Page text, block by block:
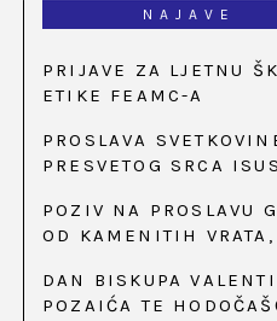
NAJAVE
PRIJAVE ZA LJETNU
ETIKE FEAMC-A
PROSLAVA
PRESVETOG SRCA
PALMOTIĆEVOJ
POZIV NA PROSLAVU
OD KAMENITIH VRATA,
DAN BISKUPA
POZAIĆA TE